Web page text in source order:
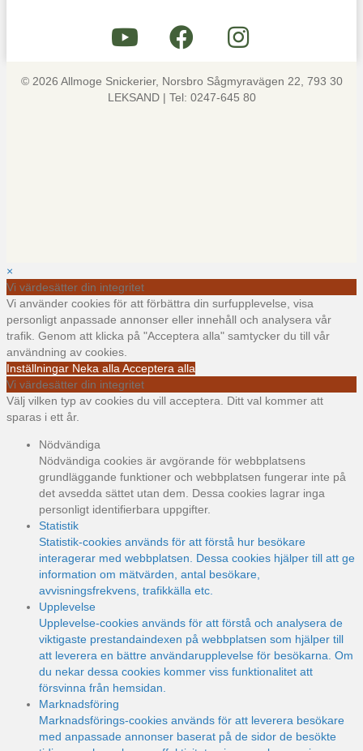
© 2026 Allmoge Snickerier, Norsbro Sågmyravägen 22, 793 30
LEKSAND | Tel: 0247-645 80
×
Vi värdesätter din integritet
Vi använder cookies för att förbättra din surfupplevelse, visa
personligt anpassade annonser eller innehåll och analysera vår
trafik. Genom att klicka på "Acceptera alla" samtycker du till vår
användning av cookies.
Inställningar Neka alla Acceptera alla
Vi värdesätter din integritet
Välj vilken typ av cookies du vill acceptera. Ditt val kommer att
sparas i ett år.
Nödvändiga
Nödvändiga cookies är avgörande för webbplatsens
grundläggande funktioner och webbplatsen fungerar inte på
det avsedda sättet utan dem. Dessa cookies lagrar inga
personligt identifierbara uppgifter.
Statistik
Statistik-cookies används för att förstå hur besökare
interagerar med webbplatsen. Dessa cookies hjälper till att ge
information om mätvärden, antal besökare,
avvisningsfrekvens, trafikkälla etc.
Upplevelse
Upplevelse-cookies används för att förstå och analysera de
viktigaste prestandaindexen på webbplatsen som hjälper till
att leverera en bättre användarupplevelse för besökarna. Om
du nekar dessa cookies kommer viss funktionalitet att
försvinna från hemsidan.
Marknadsföring
Marknadsförings-cookies används för att leverera besökare
med anpassade annonser baserat på de sidor de besökte